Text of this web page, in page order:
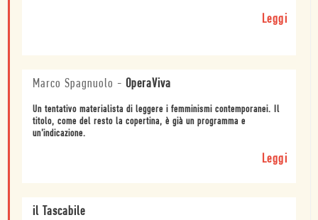
Leggi
Marco Spagnuolo - OperaViva
Un tentativo materialista di leggere i femminismi contemporanei. Il
titolo, come del resto la copertina, è già un programma e
un’indicazione.
Leggi
il Tascabile